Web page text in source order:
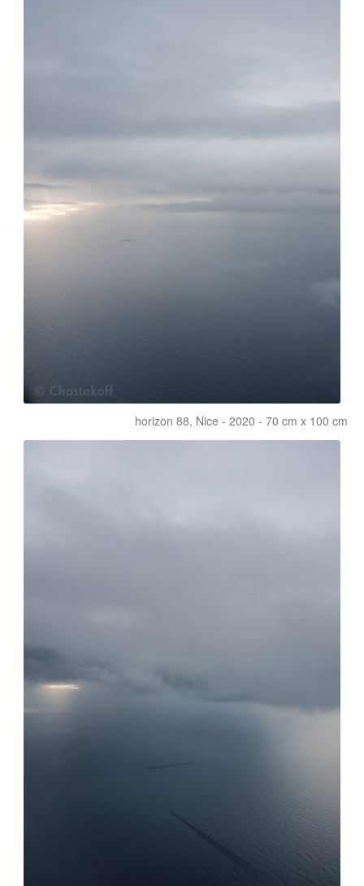
horizon 88, Nice - 2020 - 70 cm x 100 cm